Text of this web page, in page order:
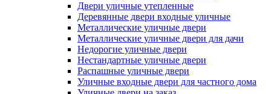
Двери уличные утепленные
Деревянные двери входные уличные
Металлические уличные двери
Металлические уличные двери для дачи
Недорогие уличные двери
Нестандартные уличные двери
Распашные уличные двери
Уличные входные двери для частного дома